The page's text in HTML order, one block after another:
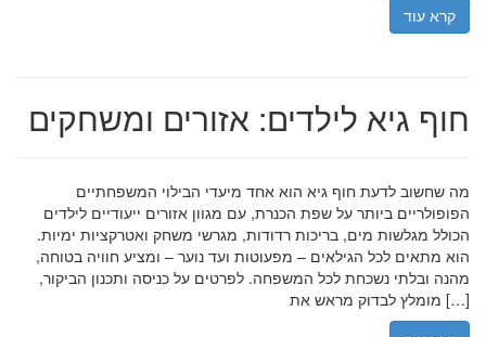
קרא עוד
חוף גיא לילדים: אזורים ומשחקים
מה שחשוב לדעת חוף גיא הוא אחד מיעדי הבילוי המשפחתיים
הפופולריים ביותר על שפת הכנרת, עם מגוון אזורים ייעודיים לילדים
הכולל מגלשות מים, בריכות רדודות, מגרשי משחק ואטרקציות ימיות.
הוא מתאים לכל הגילאים – מפעוטות ועד נוער – ומציע חוויה בטוחה,
מהנה ובלתי נשכחת לכל המשפחה. לפרטים על כניסה ותכנון הביקור,
מומלץ לבדוק מראש את […]